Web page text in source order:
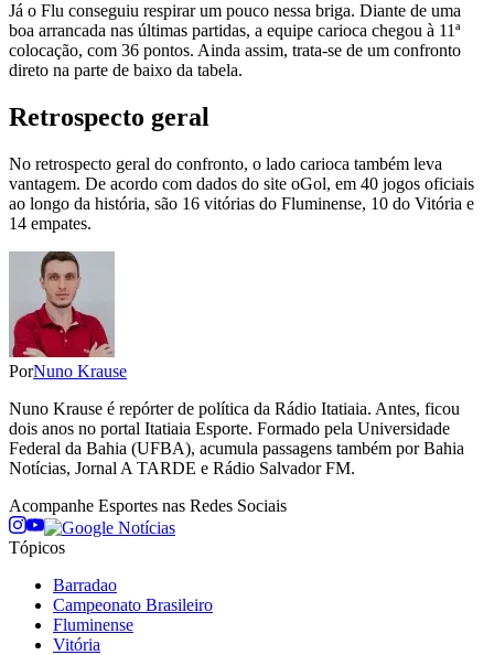
Já o Flu conseguiu respirar um pouco nessa briga. Diante de uma
boa arrancada nas últimas partidas, a equipe carioca chegou à 11ª
colocação, com 36 pontos. Ainda assim, trata-se de um confronto
direto na parte de baixo da tabela.
Retrospecto geral
No retrospecto geral do confronto, o lado carioca também leva
vantagem. De acordo com dados do site oGol, em 40 jogos oficiais
ao longo da história, são 16 vitórias do Fluminense, 10 do Vitória e
14 empates.
PorNuno Krause
Nuno Krause é repórter de política da Rádio Itatiaia. Antes, ficou
dois anos no portal Itatiaia Esporte. Formado pela Universidade
Federal da Bahia (UFBA), acumula passagens também por Bahia
Notícias, Jornal A TARDE e Rádio Salvador FM.
Acompanhe Esportes nas Redes Sociais
Tópicos
Barradao
Campeonato Brasileiro
Fluminense
Vitória